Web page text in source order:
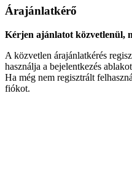
Árajánlatkérő
Kérjen ajánlatot közvetlenül,
A közvetlen árajánlatkérés
használja a bejelentkezés
Ha még nem regisztrált
fiókot.